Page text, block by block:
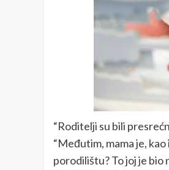
“Roditelji su bili
“Međutim, mama je,
porodilištu? To joj je bio